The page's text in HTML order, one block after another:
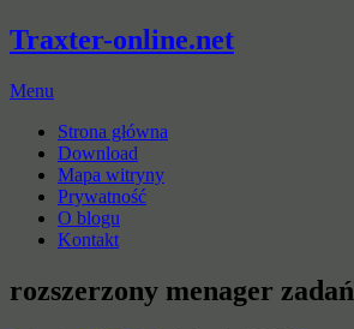
Traxter-online.net
Menu
Strona główna
Download
Mapa witryny
Prywatność
O blogu
Kontakt
rozszerzony menager zadań